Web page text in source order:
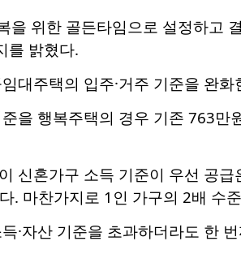
을 위한 골든타임으로 설정하고
를 밝혔다.
대주택의 입주·거주 기준을 완화
을 행복주택의 경우 기존 763
신혼가구 소득 기준이 우선 공
. 마찬가지로 1인 가구의 2배 수
·자산 기준을 초과하더라도 한